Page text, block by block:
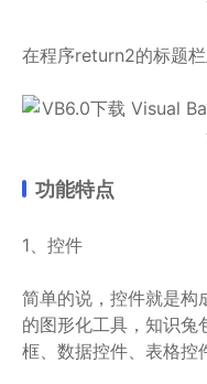
在程序return2的标题栏
功能特点
1、控件
简单的说，控件就是构
的图形化工具，知识兔
框、数据控件、表格控